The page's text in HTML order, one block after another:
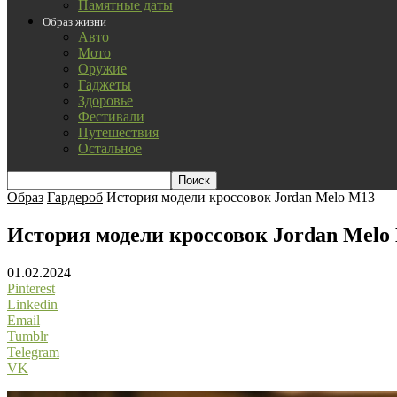
Памятные даты
Образ жизни
Авто
Мото
Оружие
Гаджеты
Здоровье
Фестивали
Путешествия
Остальное
Образ Гардероб История модели кроссовок Jordan Melo M13
История модели кроссовок Jordan Melo
01.02.2024
Pinterest
Linkedin
Email
Tumblr
Telegram
VK